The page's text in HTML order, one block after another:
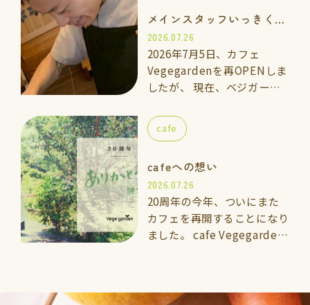
てみませんか…
メインスタッフいっきくんのご紹介
2026.07.26
2026年7月5日、カフェ
Vegegardenを再OPENしま
したが、 現在、ベジガーデ
ている「いっきくん」にカフ
ェのメインスタッフとしてお
cafeへの想い
2026.07.26
20周年の今年、ついにまた
カフェを再開することになり
ました。 cafe Vegegarden
cafe